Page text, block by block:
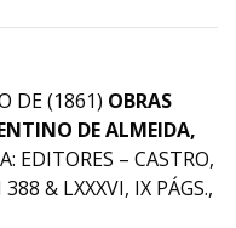
DE (1861) OBRAS
DE ALMEIDA,
EDITORES – CASTRO,
& LXXXVI, IX PÁGS.,